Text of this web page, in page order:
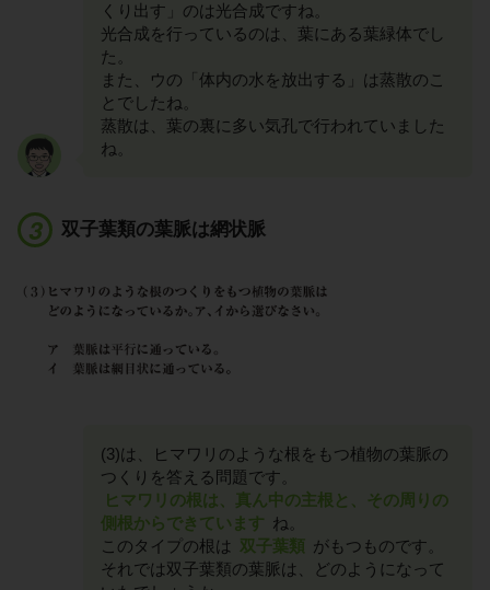
くり出す」のは光合成ですね。
光合成を行っているのは、葉にある葉緑体でし
た。
また、ウの「体内の水を放出する」は蒸散のこ
とでしたね。
蒸散は、葉の裏に多い気孔で行われていました
ね。
双子葉類の葉脈は網状脈
(3)は、ヒマワリのような根をもつ植物の葉脈の
つくりを答える問題です。
ヒマワリの根は、真ん中の主根と、その周りの
側根からできています ね。
このタイプの根は 双子葉類 がもつものです。
それでは双子葉類の葉脈は、どのようになって